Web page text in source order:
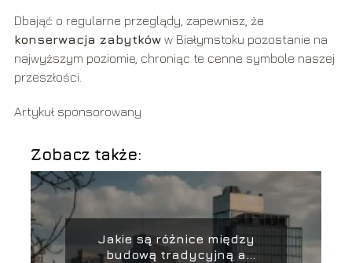
Dbająć o regularne przeglądy, zapewnisz, że
konserwacja zabytkóww Białymstoku pozostanie na
najwyższym poziomie, chroniąc te cenne symbole naszej
przeszłości.
Artykuł sponsorowany
Zobacz także:
Jakie są różnice między
budową tradycyjną a